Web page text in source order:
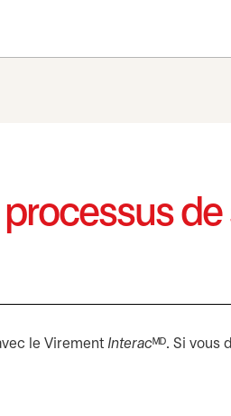
le Virement Interacᴹᴰ. Si vous